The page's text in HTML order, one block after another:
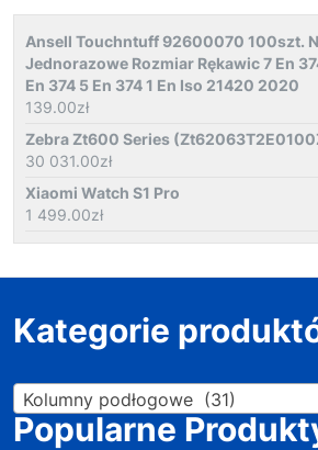
Ansell Touchntuff 92600070 100szt.
Jednorazowe Rozmiar Rękawic 7 En
En 374 5 En 374 1 En Iso 21420 2020
139.00zł
Zebra Zt600 Series
30 031.00zł
Xiaomi Watch S1 Pro
1 499.00zł
Kategorie
Kolumny podłogowe (31)
Popularne